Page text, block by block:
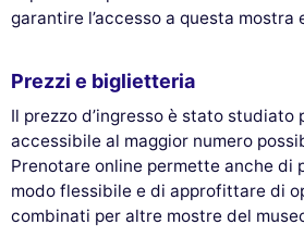
garantire l’accesso a questa mostra
Prezzi e biglietteria
Il prezzo d’ingresso è stato studiato
accessibile al maggior numero
Prenotare online permette anche di
modo flessibile e di approfittare di
combinati per altre mostre del